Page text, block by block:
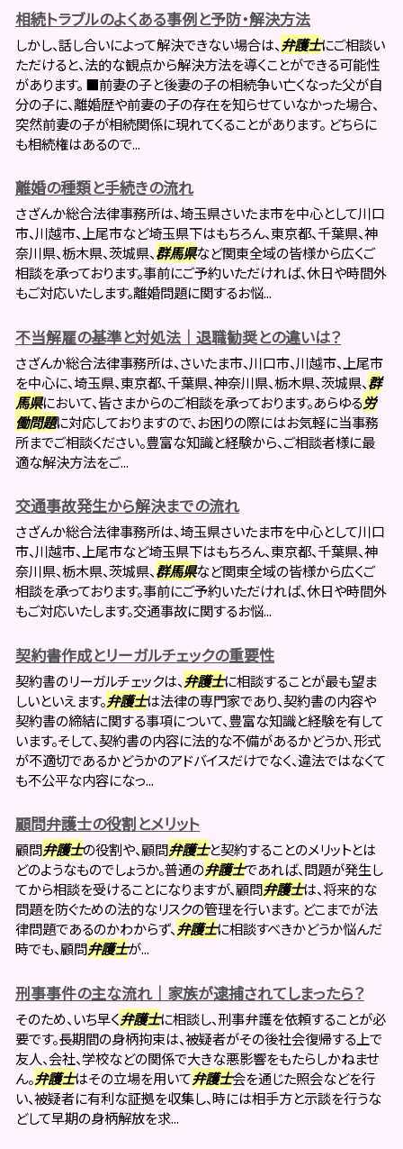
相続トラブルのよくある事例と予防・解決方法
しかし、話し合いによって解決できない場合は、 弁護士にご相談い
ただけると、法的な観点から解決方法を導くことができる可能性
があります。 ■前妻の子と後妻の子の相続争い亡くなった父が自
分の子に、離婚歴や前妻の子の存在を知らせていなかった場合、
突然前妻の子が相続関係に現れてくることがあります。 どちらに
も相続権はあるので...
離婚の種類と手続きの流れ
さざんか総合法律事務所は、埼玉県さいたま市を中心として川口
市、川越市、上尾市など埼玉県下はもちろん、東京都、千葉県、神
奈川県、栃木県、茨城県、群馬県など関東全域の皆様から広くご
相談を承っております。事前にご予約いただければ、休日や時間外
もご対応いたします。離婚問題に関するお悩...
不当解雇の基準と対処法｜退職勧奨との違いは？
さざんか総合法律事務所は、さいたま市、川口市、川越市、上尾市
を中心に、埼玉県、東京都、千葉県、神奈川県、栃木県、茨城県、群
馬県において、皆さまからのご相談を承っております。あらゆる労
働問題に対応しておりますので、お困りの際にはお気軽に当事務
所までご相談ください。豊富な知識と経験から、ご相談者様に最
適な解決方法をご...
交通事故発生から解決までの流れ
さざんか総合法律事務所は、埼玉県さいたま市を中心として川口
市、川越市、上尾市など埼玉県下はもちろん、東京都、千葉県、神
奈川県、栃木県、茨城県、群馬県など関東全域の皆様から広くご
相談を承っております。事前にご予約いただければ、休日や時間外
もご対応いたします。交通事故に関するお悩...
契約書作成とリーガルチェックの重要性
契約書のリーガルチェックは、 弁護士に相談することが最も望ま
しいといえます。弁護士は法律の専門家であり、契約書の内容や
契約書の締結に関する事項について、豊富な知識と経験を有して
います。そして、契約書の内容に法的な不備があるかどうか、形式
が不適切であるかどうかのアドバイスだけでなく、違法ではなくて
も不公平な内容になっ...
顧問弁護士の役割とメリット
顧問弁護士の役割や、顧問弁護士と契約することのメリットとは
どのようなものでしょうか。普通の弁護士であれば、問題が発生し
てから相談を受けることになりますが、顧問弁護士は、将来的な
問題を防ぐための法的なリスクの管理を行います。 どこまでが法
律問題であるのかわからず、 弁護士に相談すべきかどうか悩んだ
時でも、顧問弁護士が...
刑事事件の主な流れ｜家族が逮捕されてしまったら？
そのため、いち早く弁護士に相談し、刑事弁護を依頼することが必
要です。長期間の身柄拘束は、被疑者がその後社会復帰する上で
友人、会社、学校などの関係で大きな悪影響をもたらしかねませ
ん。弁護士はその立場を用いて弁護士会を通じた照会などを行
い、被疑者に有利な証拠を収集し、時には相手方と示談を行うな
どして早期の身柄解放を求...